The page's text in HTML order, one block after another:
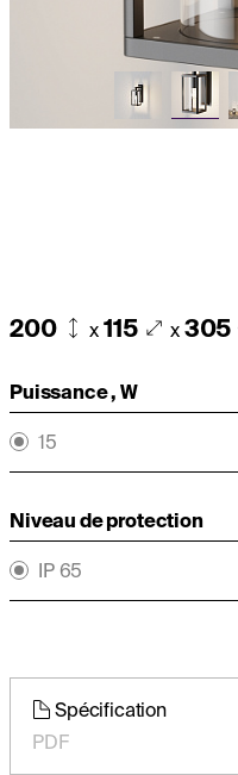
200 x 115 x 305
Puissance , W
15
Niveau de protection
IP 65
Spécification
PDF